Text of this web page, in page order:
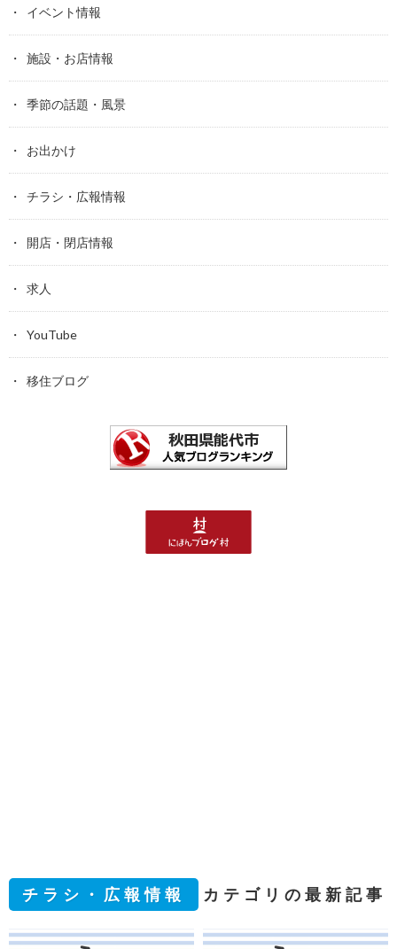
イベント情報
施設・お店情報
季節の話題・風景
お出かけ
チラシ・広報情報
開店・閉店情報
求人
YouTube
移住ブログ
チラシ・広報情報 カテゴリの最新記事